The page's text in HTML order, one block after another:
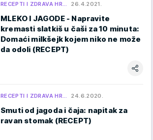
RECEPTI I ZDRAVA HR… 26.4.2021.
MLEKO I JAGODE - Napravite
kremasti slatkiš u čaši za 10 minuta:
Domaći milkšejk kojem niko ne može
da odoli (RECEPT)
RECEPTI I ZDRAVA HR… 24.6.2020.
Smuti od jagoda i čaja: napitak za
ravan stomak (RECEPT)